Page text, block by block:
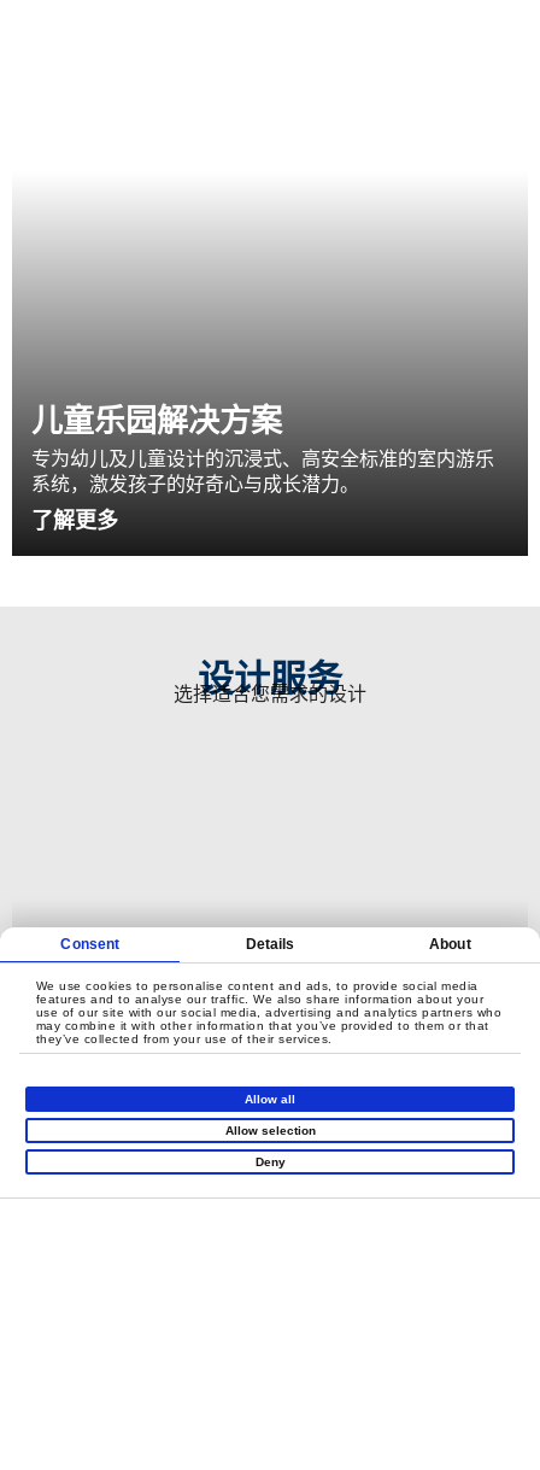
Consent Details About
We use cookies to personalise content and ads, to provide social media
features and to analyse our traffic. We also share information about your
use of our site with our social media, advertising and analytics partners who
may combine it with other information that you’ve provided to them or that
they’ve collected from your use of their services.
Allow all
Allow selection
Deny
儿童乐园解决方案
专为幼儿及儿童设计的沉浸式、高安全标准的室内游乐
系统，激发孩子的好奇心与成长潜力。
了解更多
设计服务
选择适合您需求的设计
标准产品设计
高效、专业且优化的空间利用。我们将童韵游乐的标准